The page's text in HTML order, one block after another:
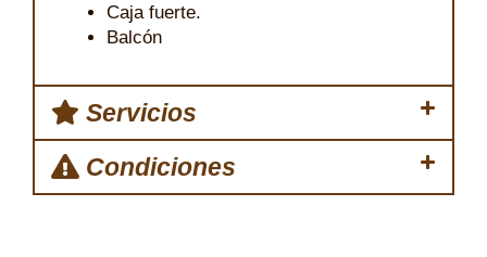
Caja fuerte.
Balcón
Servicios
Condiciones